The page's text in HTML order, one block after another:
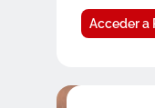
Acceder a